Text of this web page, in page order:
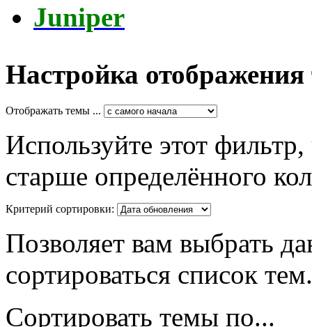
Juniper
Настройка отображения
Отображать темы ...
Используйте этот
старше определённого
Критерий сортировки:
Позволяет вам выбрать
сортироваться список тем.
Сортировать темы по...